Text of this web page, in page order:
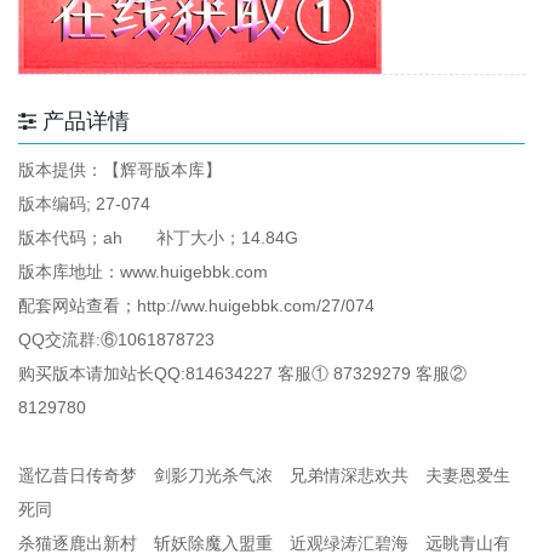
产品详情
版本提供：【辉哥版本库】
版本编码; 27-074
版本代码；ah 补丁大小；14.84G
版本库地址：www.huigebbk.com
配套网站查看；http://ww.huigebbk.com/27/074
QQ交流群:⑥1061878723
购买版本请加站长QQ:814634227 客服① 87329279 客服②
8129780
遥忆昔日传奇梦 剑影刀光杀气浓 兄弟情深悲欢共 夫妻恩爱生
死同
杀猫逐鹿出新村 斩妖除魔入盟重 近观绿涛汇碧海 远眺青山有